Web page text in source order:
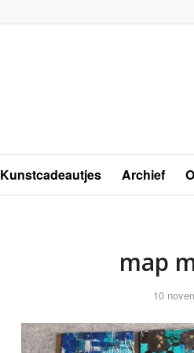
Kunstcadeautjes Archief
map
10